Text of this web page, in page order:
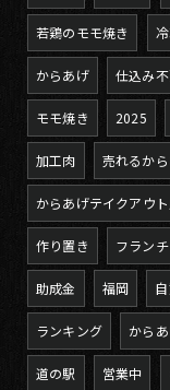
若鶏のモモ焼き
からあげ 仕込み
モモ焼き 2025
加工肉 売れるか
からあげテイクアウ
作り置き フラン
助成金 福岡
ランキング から
道の駅 営業中